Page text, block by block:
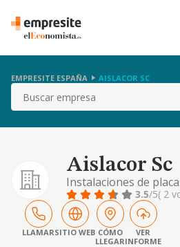
EMPRESITE ESPAÑA AISLACOR SC
Buscar
Aislacor Sc
Instalaciones de
3.5/5( 2
LLAMARSITIO WEB CÓMO
LLEGAR
VER
INFORME